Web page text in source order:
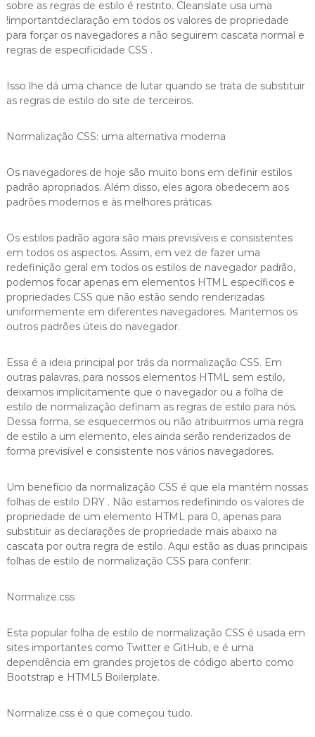
sobre as regras de estilo é restrito. Cleanslate usa uma
!importantdeclaração em todos os valores de propriedade
para forçar os navegadores a não seguirem cascata normal e
regras de especificidade CSS .
Isso lhe dá uma chance de lutar quando se trata de substituir
as regras de estilo do site de terceiros.
Normalização CSS: uma alternativa moderna
Os navegadores de hoje são muito bons em definir estilos
padrão apropriados. Além disso, eles agora obedecem aos
padrões modernos e às melhores práticas.
Os estilos padrão agora são mais previsíveis e consistentes
em todos os aspectos. Assim, em vez de fazer uma
redefinição geral em todos os estilos de navegador padrão,
podemos focar apenas em elementos HTML específicos e
propriedades CSS que não estão sendo renderizadas
uniformemente em diferentes navegadores. Mantemos os
outros padrões úteis do navegador.
Essa é a ideia principal por trás da normalização CSS. Em
outras palavras, para nossos elementos HTML sem estilo,
deixamos implicitamente que o navegador ou a folha de
estilo de normalização definam as regras de estilo para nós.
Dessa forma, se esquecermos ou não atribuirmos uma regra
de estilo a um elemento, eles ainda serão renderizados de
forma previsível e consistente nos vários navegadores.
Um benefício da normalização CSS é que ela mantém nossas
folhas de estilo DRY . Não estamos redefinindo os valores de
propriedade de um elemento HTML para 0, apenas para
substituir as declarações de propriedade mais abaixo na
cascata por outra regra de estilo. Aqui estão as duas principais
folhas de estilo de normalização CSS para conferir:
Normalize.css
Esta popular folha de estilo de normalização CSS é usada em
sites importantes como Twitter e GitHub, e é uma
dependência em grandes projetos de código aberto como
Bootstrap e HTML5 Boilerplate.
Normalize.css é o que começou tudo.